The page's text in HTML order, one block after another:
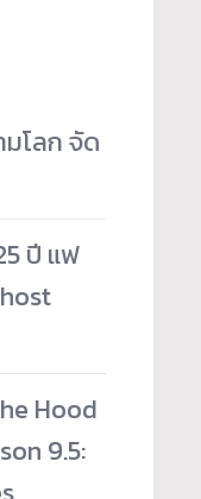
มโลก จัด
ปี แฟ
Hood
9.5: